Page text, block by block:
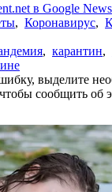
в Google News
, Коронавирус,
, карантин,
выделите
сообщить об